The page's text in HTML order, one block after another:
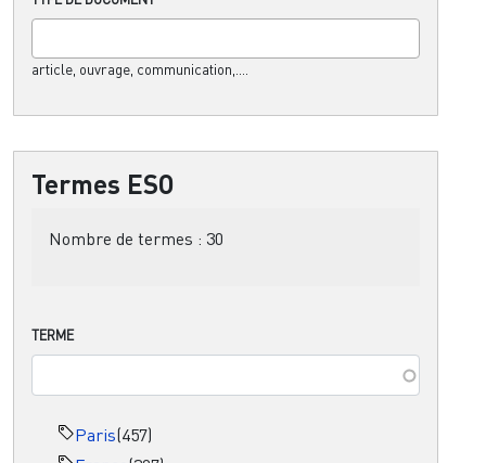
article, ouvrage, communication,....
Termes ESO
Nombre de termes : 30
TERME
Paris(457)